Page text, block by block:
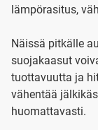
lämpörasitus,
Näissä pitkälle
suojakaasut
tuottavuutta ja
vähentää
huomattavasti.